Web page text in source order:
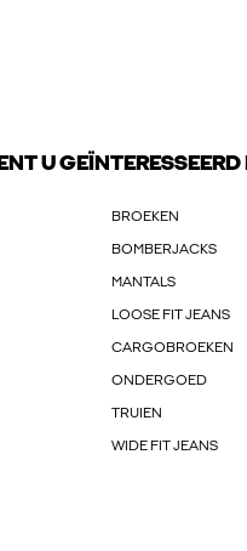
U GEÏNTERESSEERD
BROEKEN
BOMBERJACKS
MANTALS
LOOSE FIT JEANS
CARGOBROEKEN
ONDERGOED
TRUIEN
WIDE FIT JEANS